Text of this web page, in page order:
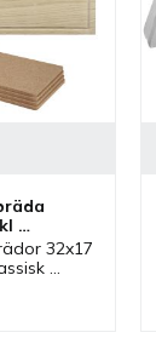
- 4+4
32x17